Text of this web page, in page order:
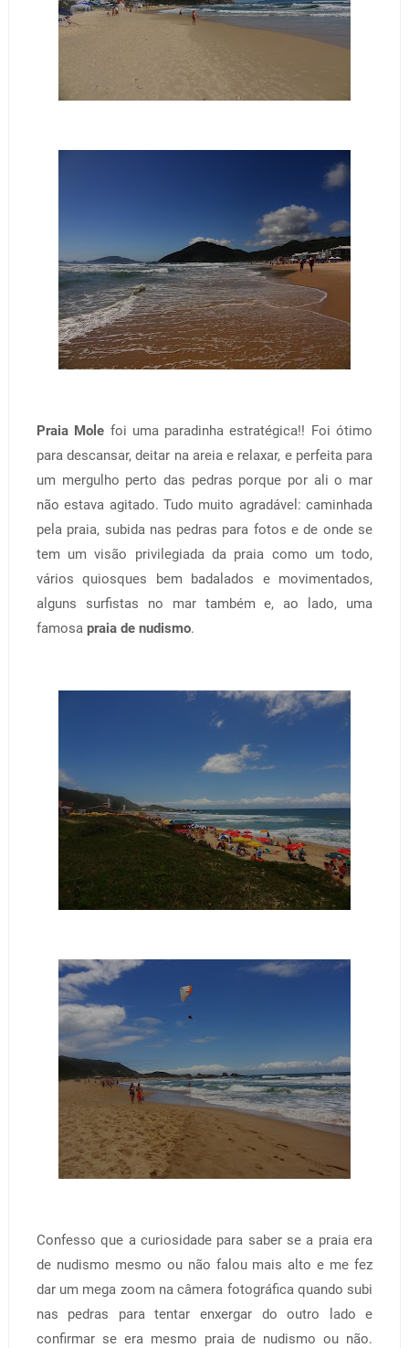
Praia Mole foi uma paradinha estratégica!! Foi ótimo
para descansar, deitar na areia e relaxar, e perfeita para
um mergulho perto das pedras porque por ali o mar
não estava agitado. Tudo muito agradável: caminhada
pela praia, subida nas pedras para fotos e de onde se
tem um visão privilegiada da praia como um todo,
vários quiosques bem badalados e movimentados,
alguns surfistas no mar também e, ao lado, uma
famosa praia de nudismo.
Confesso que a curiosidade para saber se a praia era
de nudismo mesmo ou não falou mais alto e me fez
dar um mega zoom na câmera fotográfica quando subi
nas pedras para tentar enxergar do outro lado e
confirmar se era mesmo praia de nudismo ou não.